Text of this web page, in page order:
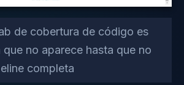
de cobertura de código es
no aparece hasta que no
completa